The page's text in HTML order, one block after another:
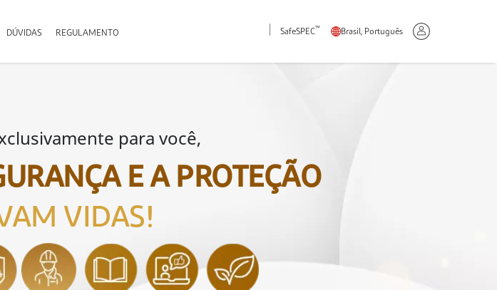
DÚVIDAS REGULAMENTO SafeSPEC™ Brasil, Português
para você,
E A PROTEÇÃO
VIDAS!